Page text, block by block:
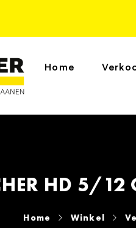
Home
HD 5/12
Home Winkel